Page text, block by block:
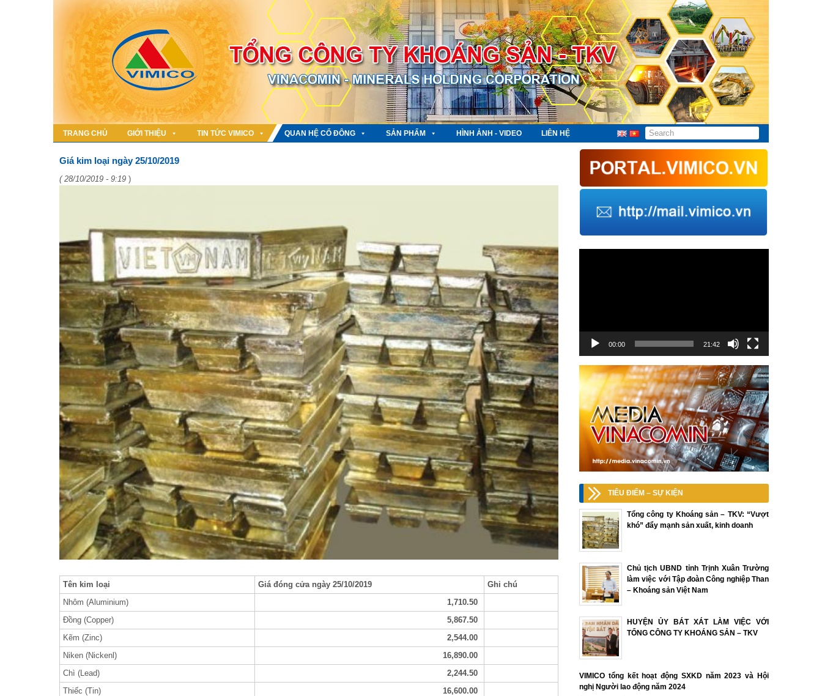
TRANG CHỦ GIỚI THIỆU TIN TỨC VIMICO QUAN HỆ CỔ ĐÔNG SẢN PHẨM HÌNH ẢNH - VIDEO LIÊN HỆ
Giá kim loại ngày 25/10/2019
( 28/10/2019 - 9:19 )
Tên kim loại Giá đóng cửa ngày 25/10/2019
Ghi chú
Nhôm (Aluminium)
1,710.50
Đồng (Copper)
5,867.50
Kẽm (Zinc)
2,544.00
Niken (Nickenl)
16,890.00
Chì (Lead)
2,244.50
Thiếc (Tin)
16,600.00
00:00 21:42
TIÊU ĐIỂM – SỰ KIỆN
Tổng công ty Khoáng sản – TKV: “Vượt
khó” đẩy mạnh sản xuất, kinh doanh
Chủ tịch UBND tỉnh Trịnh Xuân Trường
làm việc với Tập đoàn Công nghiệp Than
– Khoáng sản Việt Nam
HUYỆN ỦY BÁT XÁT LÀM VIỆC VỚI
TỔNG CÔNG TY KHOÁNG SẢN – TKV
VIMICO tổng kết hoạt động SXKD năm 2023 và Hội
nghị Người lao động năm 2024